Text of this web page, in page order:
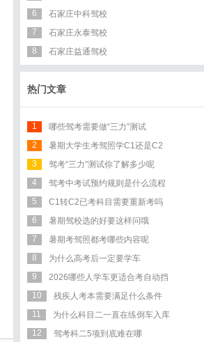
6
石家庄中科驾校
7
石家庄永泰驾校
8
石家庄益通驾校
热门文章
1
哪些驾考需要做“三力”测试
2
暑期大学生考驾照学C1还是C2
3
驾考“三力”测试你了解多少呢
4
驾考中考试预约规则是什么流程
5
C1转C2已考科目需要重新考吗
6
暑期驾校选的好要这样问哦
7
暑期考驾照都考哪些内容呢
8
为什么高考后一定要学车
9
2026哪些人学车更适合考自动挡
10
残疾人考本需要满足什么条件
11
为什么科目二一直在练倒车入库
12
驾考科二5项到底难在哪